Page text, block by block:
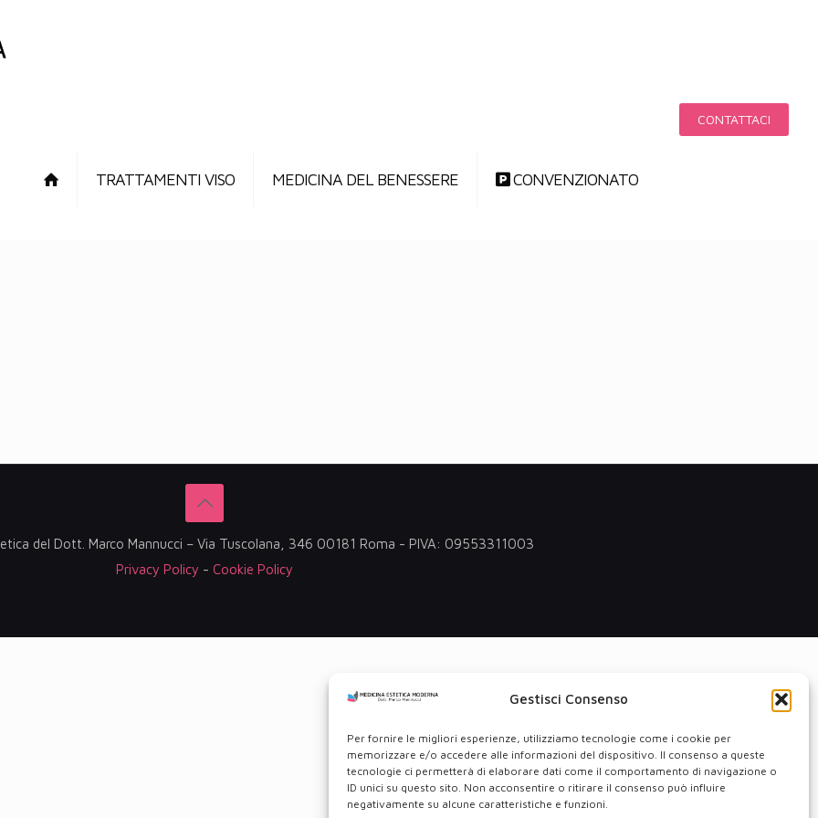
Gestisci Consenso
Per fornire le migliori esperienze, utilizziamo tecnologie come i cookie per
memorizzare e/o accedere alle informazioni del dispositivo. Il consenso a queste
tecnologie ci permetterà di elaborare dati come il comportamento di navigazione o
ID unici su questo sito. Non acconsentire o ritirare il consenso può influire
negativamente su alcune caratteristiche e funzioni.
TRATTAMENTI VISO MEDICINA DEL BENESSERE CONVENZIONATO
CONTATTACI
del Dott. Marco Mannucci – Via Tuscolana, 346 00181 Roma - PIVA: 09553311003
Privacy Policy - Cookie Policy